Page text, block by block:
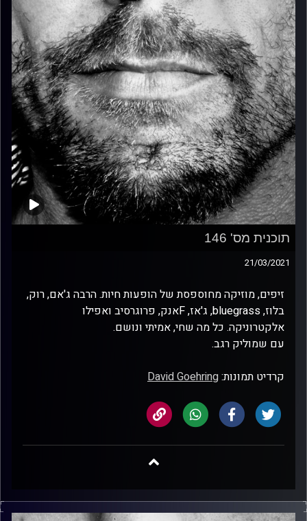
תוכנית מס' 146
21/03/2021
זיפים, מוזיקה מחוספסת של הופעות חיות. הרבה ג'אם, רוק,
בלוז, bluegrass, ג'אז, Fאנק, פרוגרסיב ואפילו
אלקטרוניקה. כל מה שחי, אמיתי ונושם.
עם שמוליק רגב.
קרדיט תמונות:David Goehring